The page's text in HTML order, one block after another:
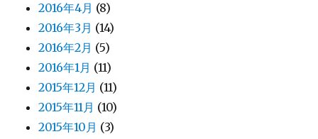
2016年4月 (8)
2016年3月 (14)
2016年2月 (5)
2016年1月 (11)
2015年12月 (11)
2015年11月 (10)
2015年10月 (3)